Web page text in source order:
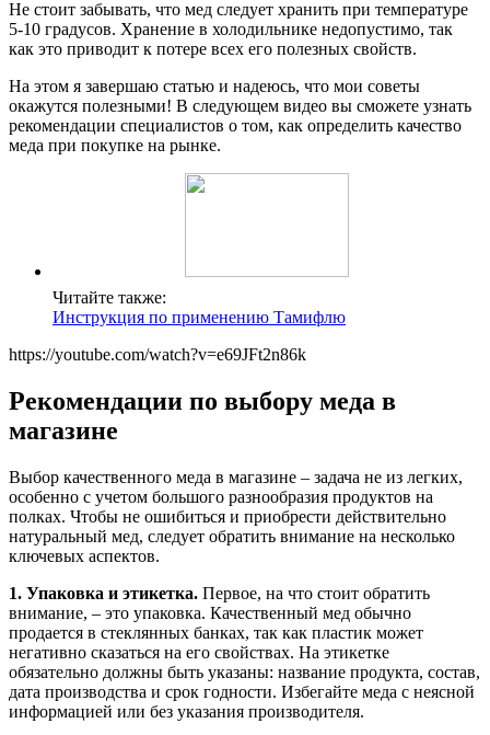
Не стоит забывать, что мед следует хранить при температуре
5-10 градусов. Хранение в холодильнике недопустимо, так
как это приводит к потере всех его полезных свойств.
На этом я завершаю статью и надеюсь, что мои советы
окажутся полезными! В следующем видео вы сможете узнать
рекомендации специалистов о том, как определить качество
меда при покупке на рынке.
Читайте также:
Инструкция по применению Тамифлю
https://youtube.com/watch?v=e69JFt2n86k
Рекомендации по выбору меда в
магазине
Выбор качественного меда в магазине – задача не из легких,
особенно с учетом большого разнообразия продуктов на
полках. Чтобы не ошибиться и приобрести действительно
натуральный мед, следует обратить внимание на несколько
ключевых аспектов.
1. Упаковка и этикетка. Первое, на что стоит обратить
внимание, – это упаковка. Качественный мед обычно
продается в стеклянных банках, так как пластик может
негативно сказаться на его свойствах. На этикетке
обязательно должны быть указаны: название продукта, состав,
дата производства и срок годности. Избегайте меда с неясной
информацией или без указания производителя.